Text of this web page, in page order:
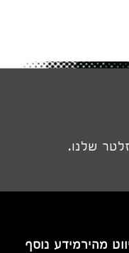
שלנו.
מהירמידע נוסף